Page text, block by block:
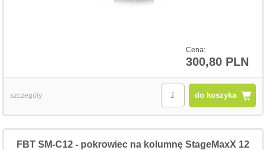
Cena:
300,80 PLN
do koszyka
szczegóły
FBT SM-C12 - pokrowiec na kolumnę StageMaxX 12